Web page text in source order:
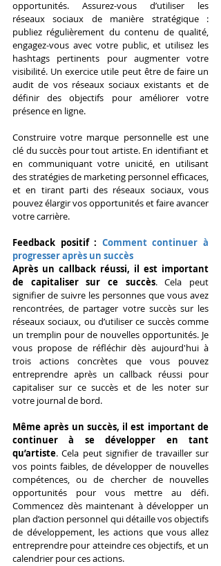
opportunités. Assurez-vous d’utiliser les
réseaux sociaux de manière stratégique :
publiez régulièrement du contenu de qualité,
engagez-vous avec votre public, et utilisez les
hashtags pertinents pour augmenter votre
visibilité. Un exercice utile peut être de faire un
audit de vos réseaux sociaux existants et de
définir des objectifs pour améliorer votre
présence en ligne.
Construire votre marque personnelle est une
clé du succès pour tout artiste. En identifiant et
en communiquant votre unicité, en utilisant
des stratégies de marketing personnel efficaces,
et en tirant parti des réseaux sociaux, vous
pouvez élargir vos opportunités et faire avancer
votre carrière.
Feedback positif : Comment continuer à
progresser après un succès
Après un callback réussi, il est important
de capitaliser sur ce succès. Cela peut
signifier de suivre les personnes que vous avez
rencontrées, de partager votre succès sur les
réseaux sociaux, ou d’utiliser ce succès comme
un tremplin pour de nouvelles opportunités. Je
vous propose de réfléchir dès aujourd'hui à
trois actions concrètes que vous pouvez
entreprendre après un callback réussi pour
capitaliser sur ce succès et de les noter sur
votre journal de bord.
Même après un succès, il est important de
continuer à se développer en tant
qu’artiste. Cela peut signifier de travailler sur
vos points faibles, de développer de nouvelles
compétences, ou de chercher de nouvelles
opportunités pour vous mettre au défi.
Commencez dès maintenant à développer un
plan d’action personnel qui détaille vos objectifs
de développement, les actions que vous allez
entreprendre pour atteindre ces objectifs, et un
calendrier pour ces actions.